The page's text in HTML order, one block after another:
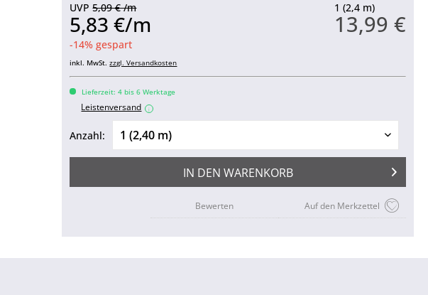
1 (2,4 m)
13,99 €
UVP5,09 € /m
5,83 €/m
-14% gespart
inkl. MwSt.zzgl. Versandkosten
Lieferzeit: 4 bis 6 Werktage
Leistenversand i
Anzahl:
IN DEN WARENKORB
Auf den Merkzettel
Bewerten